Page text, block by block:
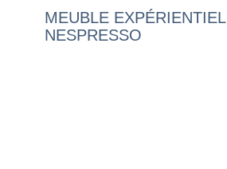
MEUBLE EXPÉRIENTIEL
NESPRESSO